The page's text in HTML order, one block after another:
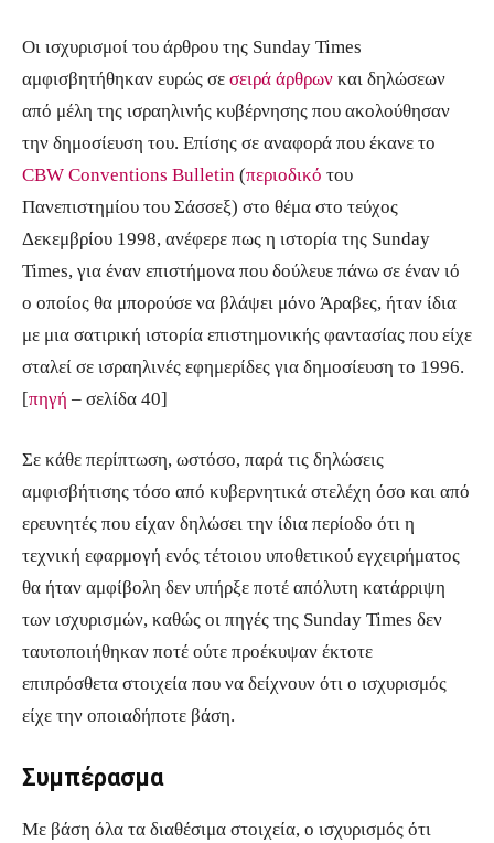
Οι ισχυρισμοί του άρθρου της Sunday Times
αμφισβητήθηκαν ευρώς σε σειρά άρθρων και δηλώσεων
από μέλη της ισραηλινής κυβέρνησης που ακολούθησαν
την δημοσίευση του. Επίσης σε αναφορά που έκανε το
CBW Conventions Bulletin (περιοδικό του
Πανεπιστημίου του Σάσσεξ) στο θέμα στο τεύχος
Δεκεμβρίου 1998, ανέφερε πως η ιστορία της Sunday
Times, για έναν επιστήμονα που δούλευε πάνω σε έναν ιό
ο οποίος θα μπορούσε να βλάψει μόνο Άραβες, ήταν ίδια
με μια σατιρική ιστορία επιστημονικής φαντασίας που είχε
σταλεί σε ισραηλινές εφημερίδες για δημοσίευση το 1996.
[πηγή – σελίδα 40]
Σε κάθε περίπτωση, ωστόσο, παρά τις δηλώσεις
αμφισβήτισης τόσο από κυβερνητικά στελέχη όσο και από
ερευνητές που είχαν δηλώσει την ίδια περίοδο ότι η
τεχνική εφαρμογή ενός τέτοιου υποθετικού εγχειρήματος
θα ήταν αμφίβολη δεν υπήρξε ποτέ απόλυτη κατάρριψη
των ισχυρισμών, καθώς οι πηγές της Sunday Times δεν
ταυτοποιήθηκαν ποτέ ούτε προέκυψαν έκτοτε
επιπρόσθετα στοιχεία που να δείχνουν ότι ο ισχυρισμός
είχε την οποιαδήποτε βάση.
Συμπέρασμα
Με βάση όλα τα διαθέσιμα στοιχεία, ο ισχυρισμός ότι